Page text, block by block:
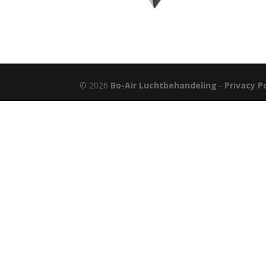
© 2026 Bo-Air Luchtbehandeling - Privacy